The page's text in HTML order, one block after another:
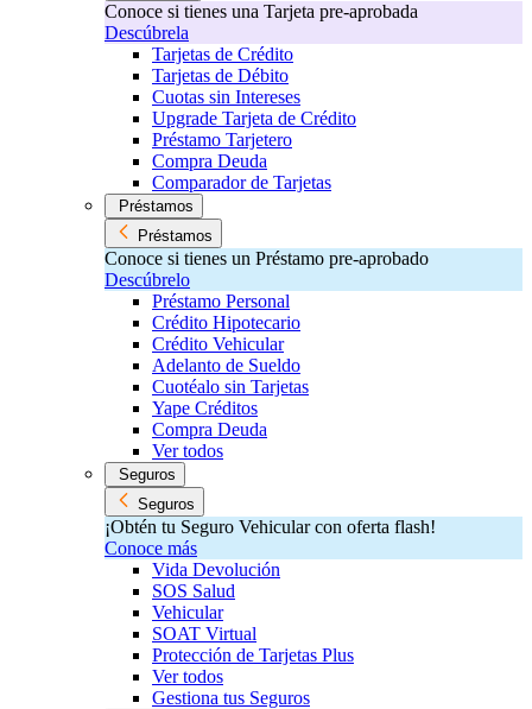
Conoce si tienes una Tarjeta pre-aprobada
Descúbrela
Tarjetas de Crédito
Tarjetas de Débito
Cuotas sin Intereses
Upgrade Tarjeta de Crédito
Préstamo Tarjetero
Compra Deuda
Comparador de Tarjetas
Préstamos
Préstamos
Conoce si tienes un Préstamo pre-aprobado
Descúbrelo
Préstamo Personal
Crédito Hipotecario
Crédito Vehicular
Adelanto de Sueldo
Cuotéalo sin Tarjetas
Yape Créditos
Compra Deuda
Ver todos
Seguros
Seguros
¡Obtén tu Seguro Vehicular con oferta flash!
Conoce más
Vida Devolución
SOS Salud
Vehicular
SOAT Virtual
Protección de Tarjetas Plus
Ver todos
Gestiona tus Seguros